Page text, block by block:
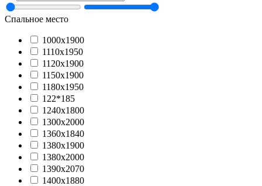
Спальное место
1000х1900
1110х1950
1120х1900
1150х1900
1180х1950
122*185
1240х1800
1300х2000
1360х1840
1380х1900
1380х2000
1390х2070
1400х1880